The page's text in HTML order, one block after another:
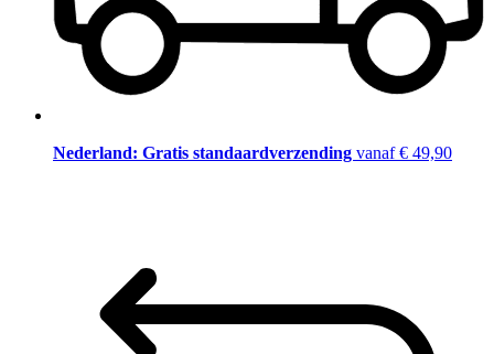
Nederland: Gratis standaardverzending vanaf € 49,90